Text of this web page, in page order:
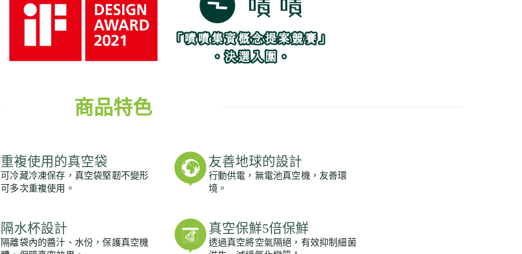
商品特色
重複使用的真空袋
可冷藏冷凍保存，真空袋堅韌不變形
可多次重複使用。
友善地球的設計
行動供電，無電池真空機，友善環
境。
隔水杯設計
隔離袋內的醬汁、水份，保護真空機
真空保鮮5倍保鮮
透過真空將空氣隔絕，有效抑制細菌